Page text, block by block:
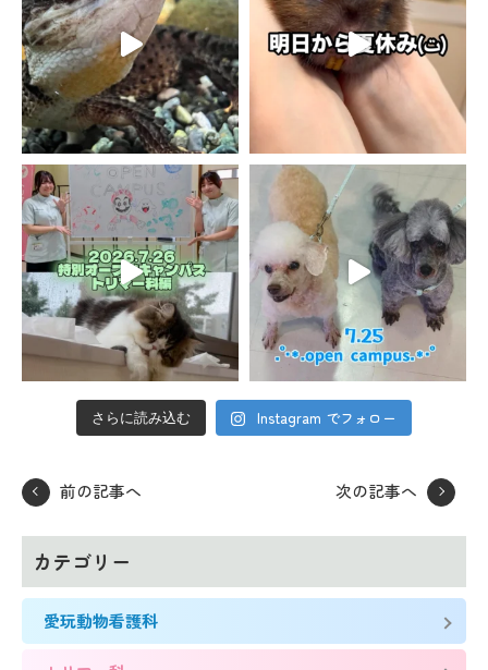
さらに読み込む Instagram でフォロー
前の記事へ 次の記事へ
カテゴリー
愛玩動物看護科